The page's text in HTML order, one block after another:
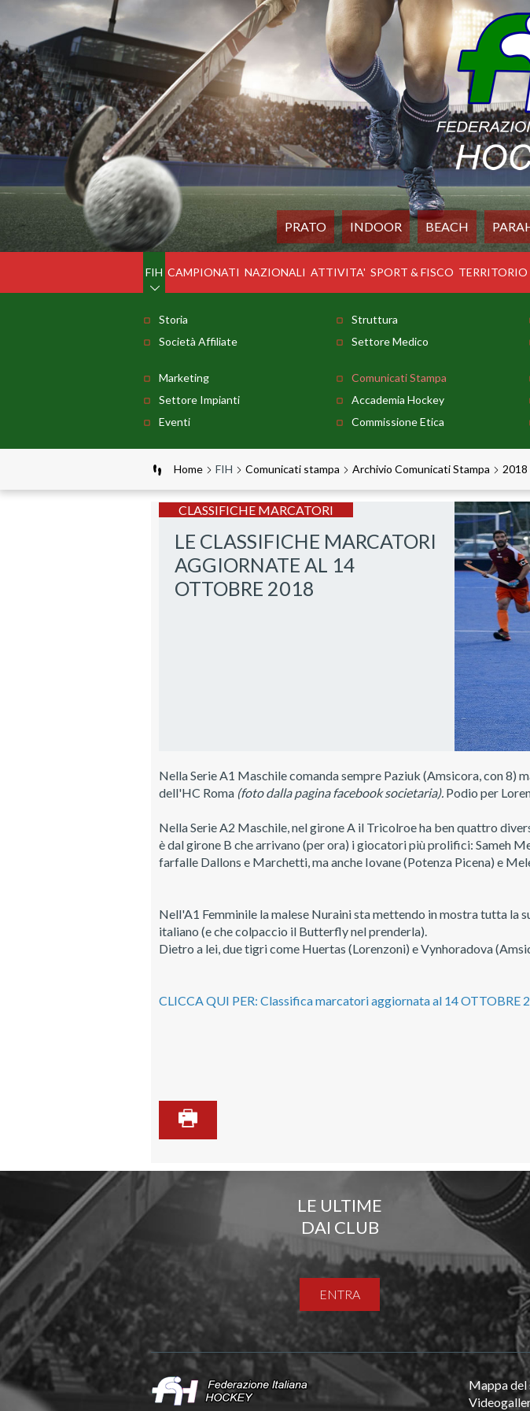
PRATO INDOOR BEACH
FIH CAMPIONATI NAZIONALI ATTIVITA' SPORT & FISCO TERRITORIO
Storia Struttura
Società Affiliate
Settore Medico
Marketing
Comunicati Stampa
Settore Impianti
Accademia Hockey
Eventi
Commissione Etica
Home FIH Comunicati stampa Archivio Comunicati Stampa 2018
LE CLASSIFICHE MARCATORI
AGGIORNATE AL 14
OTTOBRE 2018
CLASSIFICHE MARCATORI
Nella Serie A1 Maschile comanda sempre Paziuk (Amsicora, con 8)
dell'HC Roma (foto dalla pagina facebook societaria). Podio per
Nella Serie A2 Maschile, nel girone A il Tricolroe ha ben quattro
è dal girone B che arrivano (per ora) i giocatori più prolifici: Sameh
farfalle Dallons e Marchetti, ma anche Iovane (Potenza Picena) e
Nell'A1 Femminile la malese Nuraini sta mettendo in mostra tutta la
italiano (e che colpaccio il Butterfly nel prenderla).
Dietro a lei, due tigri come Huertas (Lorenzoni) e Vynhoradova
CLICCA QUI PER: Classifica marcatori aggiornata al 14 OTTOBRE
LE ULTIME
DAI CLUB
ENTRA
Mappa del